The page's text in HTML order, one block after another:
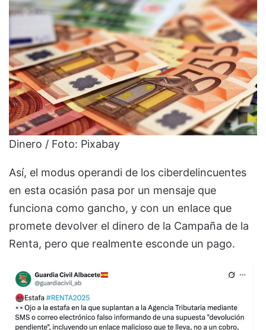
Dinero / Foto: Pixabay
Así, el modus operandi de los ciberdelincuentes
en esta ocasión pasa por un mensaje que
funciona como gancho, y con un enlace que
promete devolver el dinero de la Campaña de la
Renta, pero que realmente esconde un pago.